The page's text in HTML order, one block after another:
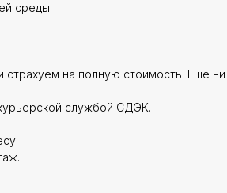
среды
на полную стоимость. Еще
службой СДЭК.